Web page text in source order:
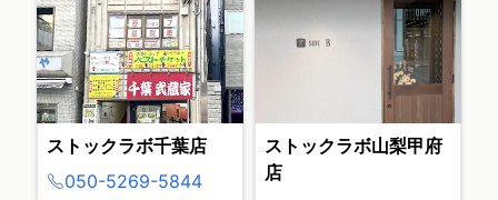
ストックラボ千葉店
050-5269-5844
ストックラボ山梨甲府
店